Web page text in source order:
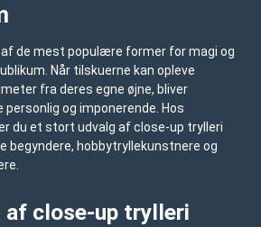
af de mest populære former for magi og
Når tilskuerne kan opleve
fra deres egne øjne, bliver
personlig og imponerende. Hos
du et stort udvalg af close-up trylleri
begyndere, hobbytryllekunstnere og
close-up trylleri